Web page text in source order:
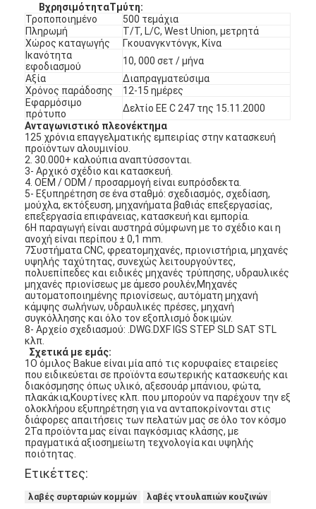
Σπίτι
Προϊόντα
Βίντεο
Σχετικά με εμάς
περιοδεία στο εργοστάσιο
Έλεγχος ποιότητας
Επικοινωνήστε μαζί μας
Ειδήσεις
Υποθέσεις
ΒχρησιμότηταΤμύτη:
Τροποποιημένο
500 τεμάχια
Πληρωμή
Τ/Τ, L/C, West Union, μετρητά
Χώρος καταγωγής
Γκουανγκντόνγκ, Κίνα
Ικανότητα
εφοδιασμού
10, 000 σετ / μήνα
Αξία
Διαπραγματεύσιμα
Χρόνος παράδοσης
12-15 ημέρες
Εφαρμόσιμο
πρότυπο
Δελτίο ΕΕ C 247 της 15.11.2000
Ανταγωνιστικό πλεονέκτημα
125 χρόνια επαγγελματικής εμπειρίας στην κατασκευή
προϊόντων αλουμινίου.
2. 30.000+ καλούπια αναπτύσσονται.
3- Αρχικό σχέδιο και κατασκευή.
4. OEM / ODM / προσαρμογή είναι ευπρόσδεκτα.
5- Εξυπηρέτηση σε ένα σταθμό: σχεδιασμός, σχεδίαση,
μούχλα, εκτόξευση, μηχανήματα βαθιάς επεξεργασίας,
επεξεργασία επιφάνειας, κατασκευή και εμπορία.
6Η παραγωγή είναι αυστηρά σύμφωνη με το σχέδιο και η
ανοχή είναι περίπου ± 0,1 mm.
7Συστήματα CNC, φρεατομηχανές, πριονιστήρια, μηχανές
υψηλής ταχύτητας, συνεχώς λειτουργούντες,
πολυεπίπεδες και ειδικές μηχανές τρύπησης, υδραυλικές
μηχανές πριονίσεως με άμεσο ρουλέν,Μηχανές
αυτοματοποιημένης πριονίσεως, αυτόματη μηχανή
κάμψης σωλήνων, υδραυλικές πρέσες, μηχανή
συγκόλλησης και όλο τον εξοπλισμό δοκιμών.
8- Αρχείο σχεδιασμού: .DWG.DXF IGS STEP SLD SAT STL
κλπ.
Σχετικά με εμάς:
1Ο όμιλος Bakue είναι μία από τις κορυφαίες εταιρείες
που ειδικεύεται σε προϊόντα εσωτερικής κατασκευής και
διακόσμησης όπως υλικό, αξεσουάρ μπάνιου, φώτα,
πλακάκια,Κουρτίνες κλπ. που μπορούν να παρέχουν την εξ
ολοκλήρου εξυπηρέτηση για να ανταποκρίνονται στις
διάφορες απαιτήσεις των πελατών μας σε όλο τον κόσμο
2Τα προϊόντα μας είναι παγκόσμιας κλάσης, με
πραγματικά αξιοσημείωτη τεχνολογία και υψηλής
ποιότητας.
Ετικέττες:
λαβές συρταριών κομμών
λαβές ντουλαπιών κουζινών